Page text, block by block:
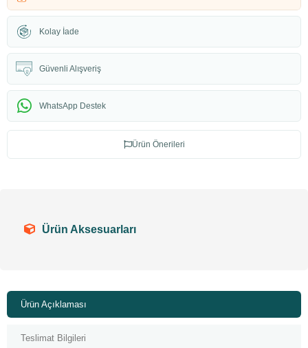
Kolay İade
Güvenli Alışveriş
WhatsApp Destek
Ürün Önerileri
Ürün Aksesuarları
Ürün Açıklaması
Teslimat Bilgileri